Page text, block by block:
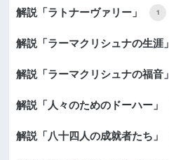
解説「ラトナーヴァリー」 1
解説「ラーマクリシュナの生涯」
解説「ラーマクリシュナの福音」
解説「人々のためのドーハー」
解説「八十四人の成就者たち」